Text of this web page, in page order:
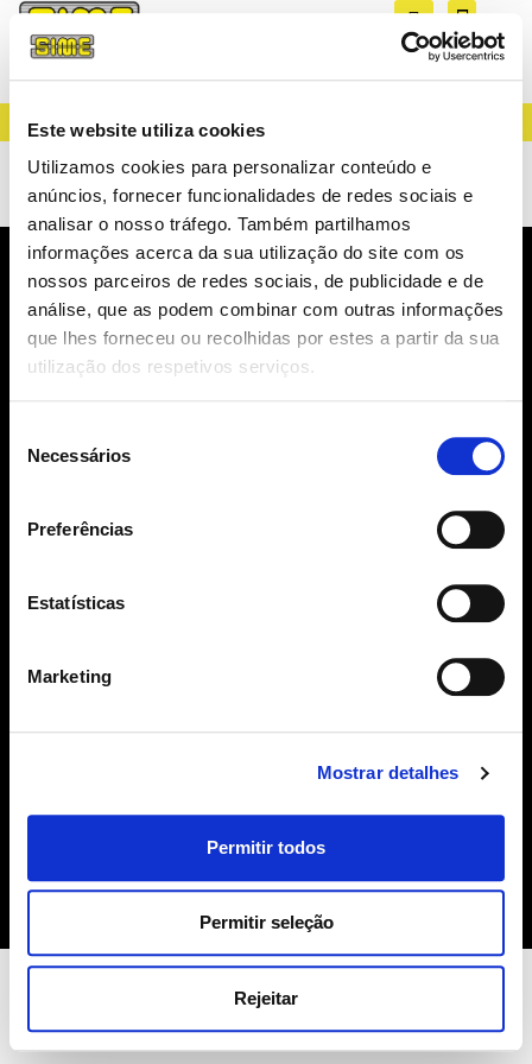
Este website utiliza cookies
Utilizamos cookies para personalizar conteúdo e
anúncios, fornecer funcionalidades de redes sociais e
analisar o nosso tráfego. Também partilhamos
informações acerca da sua utilização do site com os
nossos parceiros de redes sociais, de publicidade e de
análise, que as podem combinar com outras informações
que lhes forneceu ou recolhidas por estes a partir da sua
utilização dos respetivos serviços.
Necessários
Preferências
Estatísticas
Marketing
Mostrar detalhes
Permitir todos
Permitir seleção
Rejeitar
CREATING LIGHT SINCE 1983
Ilmas – Newsbook
NEWSLETTER
NOVIDADES, CATÁLOGOS, ...
Produtos
Contactos
Política de Cookies